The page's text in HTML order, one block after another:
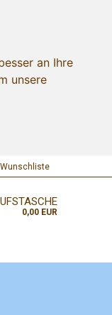
an Ihre
unsere
Wunschliste
0,00 EUR